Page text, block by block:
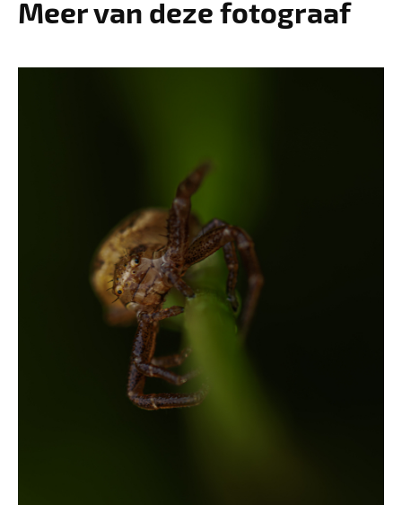
Meer van deze fotograaf